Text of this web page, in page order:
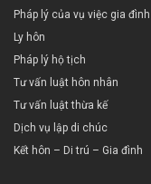
Pháp lý của vụ việc gia đình
Ly hôn
Pháp lý hộ tịch
Tư vấn luật hôn nhân
Tư vấn luật thừa kế
Dịch vụ lập di chúc
Kết hôn – Di trú – Gia đình